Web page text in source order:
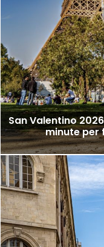
San Valentino
minute per